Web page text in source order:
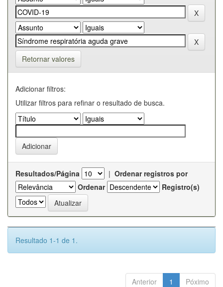
Retornar valores
Adicionar filtros:
Utilizar filtros para refinar o resultado de busca.
Resultados/Página | Ordenar registros por
Ordenar
Registro(s)
Resultado 1-1 de 1.
Anterior 1 Póximo